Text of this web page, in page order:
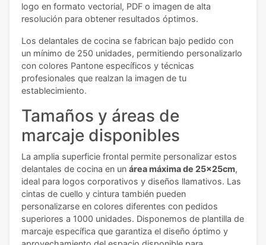
logo en formato vectorial, PDF o imagen de alta
resolución para obtener resultados óptimos.
Los delantales de cocina se fabrican bajo pedido con
un mínimo de 250 unidades, permitiendo personalizarlo
con colores Pantone específicos y técnicas
profesionales que realzan la imagen de tu
establecimiento.
Tamaños y áreas de
marcaje disponibles
La amplia superficie frontal permite personalizar estos
delantales de cocina en un área máxima de 25x25cm,
ideal para logos corporativos y diseños llamativos. Las
cintas de cuello y cintura también pueden
personalizarse en colores diferentes con pedidos
superiores a 1000 unidades. Disponemos de plantilla de
marcaje específica que garantiza el diseño óptimo y